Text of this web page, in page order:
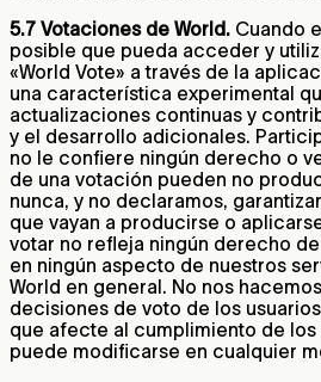
5.7 Votaciones de World. Cuando
posible que pueda acceder y
«World Vote» a través de la
una característica experimental
actualizaciones continuas y
y el desarrollo adicionales.
no le confiere ningún derecho o
de una votación pueden no
nunca, y no declaramos,
que vayan a producirse o
votar no refleja ningún derecho
en ningún aspecto de nuestros
World en general. No nos
decisiones de voto de los
que afecte al cumplimiento de
puede modificarse en cualquier